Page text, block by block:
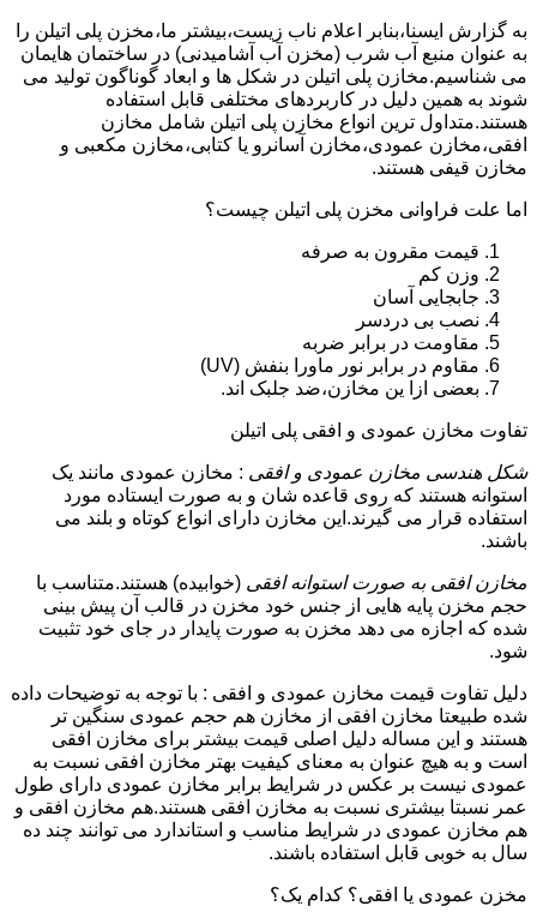
به گزارش ایسنا،بنابر اعلام ناب زیست،بیشتر ما،مخزن پلی اتیلن را
به عنوان منبع آب شرب (مخزن آب آشامیدنی) در ساختمان هایمان
می شناسیم.مخازن پلی اتیلن در شکل ها و ابعاد گوناگون تولید می
شوند به همین دلیل در کاربردهای مختلفی قابل استفاده
هستند.متداول ترین انواع مخازن پلی اتیلن شامل مخازن
افقی،مخازن عمودی،مخازن آسانرو یا کتابی،مخازن مکعبی و
مخازن قیفی هستند.
اما علت فراوانی مخزن پلی اتیلن چیست؟
قیمت مقرون به صرفه
وزن کم
جابجایی آسان
نصب بی دردسر
مقاومت در برابر ضربه
مقاوم در برابر نور ماورا بنفش (UV)
بعضی ازا ین مخازن،ضد جلبک اند.
تفاوت مخازن عمودی و افقی پلی اتیلن
شکل هندسی مخازن عمودی و افقی : مخازن عمودی مانند یک
استوانه هستند که روی قاعده شان و به صورت ایستاده مورد
استفاده قرار می گیرند.این مخازن دارای انواع کوتاه و بلند می
باشند.
مخازن افقی به صورت استوانه افقی (خوابیده) هستند.متناسب با
حجم مخزن پایه هایی از جنس خود مخزن در قالب آن پیش بینی
شده که اجازه می دهد مخزن به صورت پایدار در جای خود تثبیت
شود.
دلیل تفاوت قیمت مخازن عمودی و افقی : با توجه به توضیحات داده
شده طبیعتا مخازن افقی از مخازن هم حجم عمودی سنگین تر
هستند و این مساله دلیل اصلی قیمت بیشتر برای مخازن افقی
است و به هیچ عنوان به معنای کیفیت بهتر مخازن افقی نسبت به
عمودی نیست بر عکس در شرایط برابر مخازن عمودی دارای طول
عمر نسبتا بیشتری نسبت به مخازن افقی هستند.هم مخازن افقی و
هم مخازن عمودی در شرایط مناسب و استاندارد می توانند چند ده
سال به خوبی قابل استفاده باشند.
مخزن عمودی یا افقی؟ کدام یک؟